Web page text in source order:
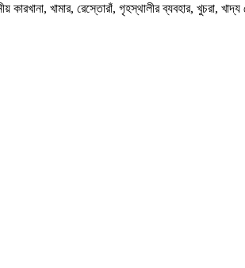
কারখানা, খামার, রেস্তোরাঁ, গৃহস্থালীর ব্যবহার, খুচরা,